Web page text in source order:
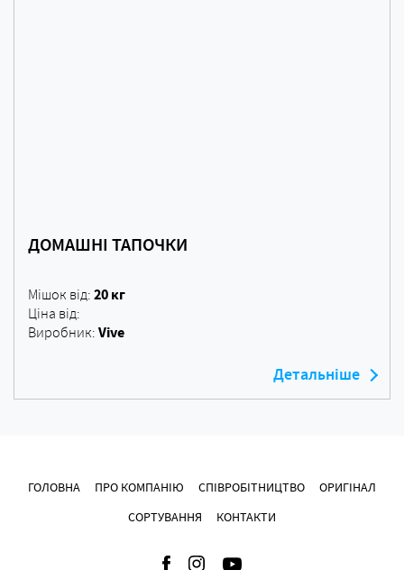
ДОМАШНІ ТАПОЧКИ
Мішок від: 20 кг
Ціна від:
Виробник: Vive
Детальніше
ГОЛОВНА ПРО КОМПАНІЮ СПІВРОБІТНИЦТВО
ОРИГІНАЛ
СОРТУВАННЯ
КОНТАКТИ